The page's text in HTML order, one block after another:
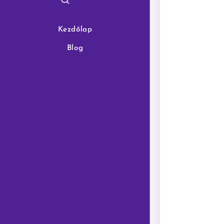
Kezdőlap
Blog